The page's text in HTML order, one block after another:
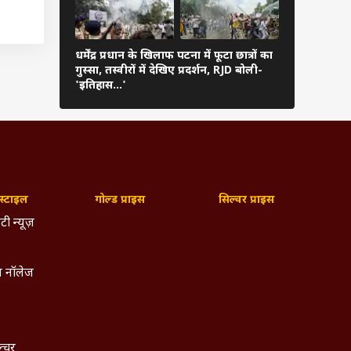
रहे
को
धर्मेंद्र प्रधान के खिलाफ पटना में फूटा छात्रों का
गुस्सा, तस्वीरों में देखिए प्रदर्शन, RJD बोली-
'इतिहास…'
न्यूज़
नॉलेज
गोल्ड प्राइस सिल्वर प्राइस